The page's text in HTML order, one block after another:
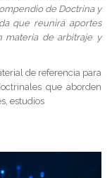
de Doctrina y
que reunirá aportes
materia de arbitraje y
de referencia para
que aborden
estudios